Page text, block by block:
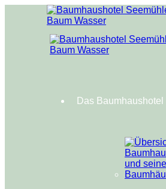
Das Baumhaushotel